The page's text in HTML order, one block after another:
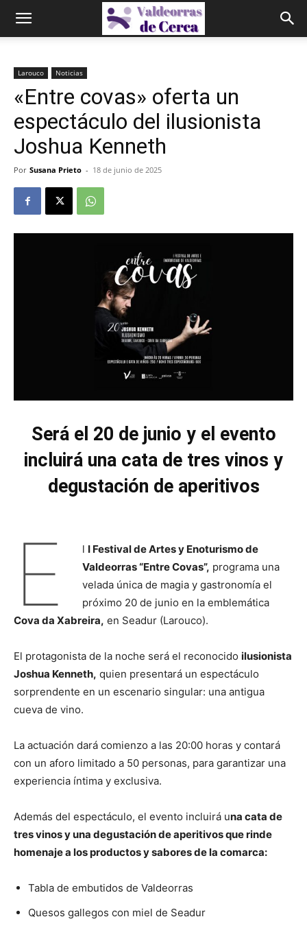
Larouco Noticias
«Entre covas» oferta un
espectáculo del ilusionista
Joshua Kenneth
Por Susana Prieto - 18 de junio de 2025
Será el 20 de junio y el evento
incluirá una cata de tres vinos y
degustación de aperitivos
E l I Festival de Artes y Enoturismo de
Valdeorras “Entre Covas”, programa una
velada única de magia y gastronomía el
próximo 20 de junio en la emblemática
Cova da Xabreira, en Seadur (Larouco).
El protagonista de la noche será el reconocido ilusionista
Joshua Kenneth, quien presentará un espectáculo
sorprendente en un escenario singular: una antigua
cueva de vino.
La actuación dará comienzo a las 20:00 horas y contará
con un aforo limitado a 50 personas, para garantizar una
experiencia íntima y exclusiva.
Además del espectáculo, el evento incluirá una cata de
tres vinos y una degustación de aperitivos que rinde
homenaje a los productos y sabores de la comarca:
Tabla de embutidos de Valdeorras
Quesos gallegos con miel de Seadur